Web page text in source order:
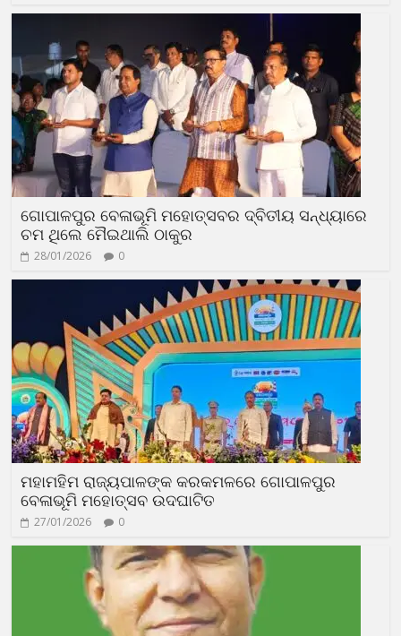
ଗୋପାଳପୁର ବେଳାଭୂମି ମହୋତ୍ସବର ଦ୍ବିତୀୟ ସନ୍ଧ୍ୟାରେ
ଚମ ଥିଲେ ମୈଇଥାଲି ଠାକୁର
28/01/2026 0
ମହାମହିମ ରାଜ୍ୟପାଳଙ୍କ କରକମଳରେ ଗୋପାଳପୁର
ବେଳାଭୂମି ମହୋତ୍ସବ ଉଦଘାଟିତ
27/01/2026 0